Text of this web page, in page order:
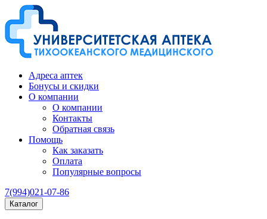
Адреса аптек
Бонусы и скидки
О компании
О компании
Контакты
Обратная связь
Помощь
Как заказать
Оплата
Популярные вопросы
7(994)021-07-86
Каталог